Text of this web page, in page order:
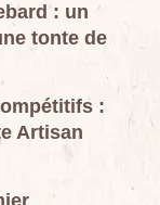
: un
tonte de
:
Artisan